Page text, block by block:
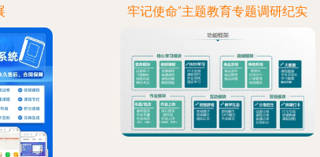
牢记使命”主题教育专题调研纪实